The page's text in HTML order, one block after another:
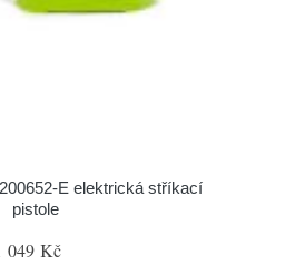
E elektrická stříkací
pistole
049 Kč